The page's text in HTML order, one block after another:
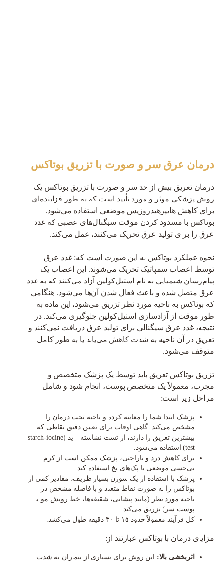
درمان عرق سر و صورت با تزریق بوتاکس
درمان تعریق بیش از حد سر و صورت با تزریق بوتاکس یک
روش پزشکی موثر و مورد تأیید است که به طور فزاینده‌ای
برای کاهش هایپرهیدروزیس موضعی استفاده می‌شود.
بوتاکس با مسدود کردن موقت سیگنال‌های عصبی که غدد
عرق را برای تولید عرق تحریک می‌کنند، عمل می‌کند.
نحوه عملکرد بوتاکس به این صورت است که: غدد عرق
توسط اعصاب سمپاتیک تحریک می‌شوند. این اعصاب یک
پیام‌رسان شیمیایی به نام استیل‌کولین آزاد می‌کنند که به غدد
عرق متصل شده و باعث فعال شدن آن‌ها می‌شود. هنگامی
که بوتاکس به ناحیه مورد نظر تزریق می‌شود، این ماده به
طور موقت از آزادسازی استیل‌کولین جلوگیری می‌کند. در
نتیجه، غدد عرق سیگنالی برای تولید عرق دریافت نمی‌کنند و
تعریق در آن ناحیه به شدت کاهش می‌یابد یا به طور کامل
متوقف می‌شود.
تزریق بوتاکس تعریق باید توسط یک پزشک متخصص و
مجرب، معمولاً یک متخصص پوست، انجام شود و شامل
مراحل زیر است:
پزشک ابتدا شما را معاینه کرده و ناحیه تحت درمان را
مشخص می‌کند. گاهی اوقات برای تعیین دقیق نقاطی که
بیشترین تعریق را دارند، از تست نشاسته – ید (starch-iodine
test) استفاده می‌شود.
برای کاهش درد و ناراحتی، پزشک ممکن است از کرم
بی‌حسی موضعی یا پک‌های یخ استفاده کند.
پزشک با استفاده از یک سوزن بسیار ظریف، مقادیر کمی از
بوتاکس را به صورت نقاط متعدد و با فاصله مشخص در
ناحیه مورد نظر (مانند پیشانی، شقیقه‌ها، خط رویش مو یا
پوست سر) تزریق می‌کند.
کل فرآیند معمولاً حدود ۱۵ تا ۳۰ دقیقه طول می‌کشد.
مزایای درمان با بوتاکس عبارتند از:
اثربخشی بالا: این روش برای بسیاری از بیماران به شدت